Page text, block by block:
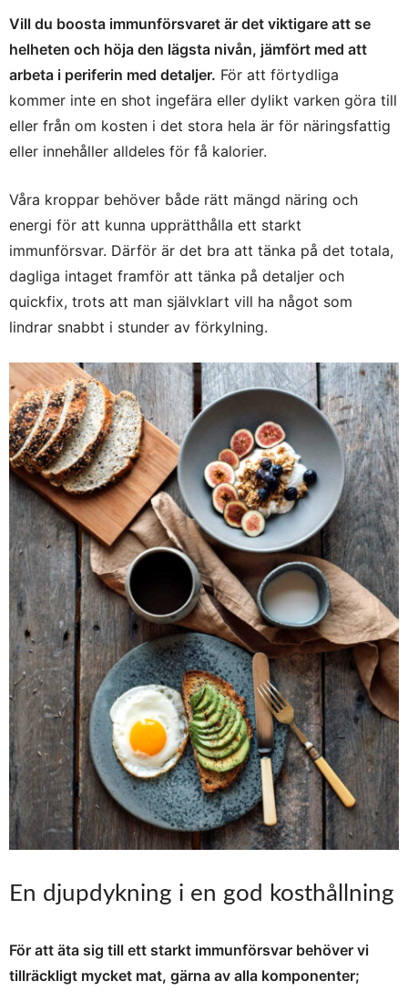
Vill du boosta immunförsvaret är det viktigare att se
helheten och höja den lägsta nivån, jämfört med att
arbeta i periferin med detaljer. För att förtydliga
kommer inte en shot ingefära eller dylikt varken göra till
eller från om kosten i det stora hela är för näringsfattig
eller innehåller alldeles för få kalorier.
Våra kroppar behöver både rätt mängd näring och
energi för att kunna upprätthålla ett starkt
immunförsvar. Därför är det bra att tänka på det totala,
dagliga intaget framför att tänka på detaljer och
quickfix, trots att man självklart vill ha något som
lindrar snabbt i stunder av förkylning.
En djupdykning i en god kosthållning
För att äta sig till ett starkt immunförsvar behöver vi
tillräckligt mycket mat, gärna av alla komponenter;